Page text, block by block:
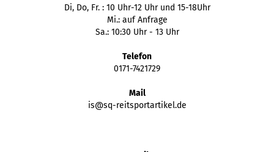
Di, Do, Fr. : 10 Uhr-12 Uhr und 15-18Uhr
Mi.: auf Anfrage
Sa.: 10:30 Uhr - 13 Uhr
Telefon
0171-7421729
Mail
is@sq-reitsportartikel.de